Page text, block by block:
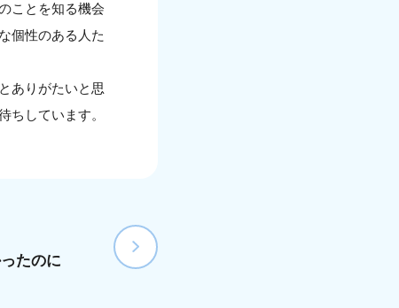
ことを知る機会
個性のある人た
ありがたいと思
ちしています。
たのに